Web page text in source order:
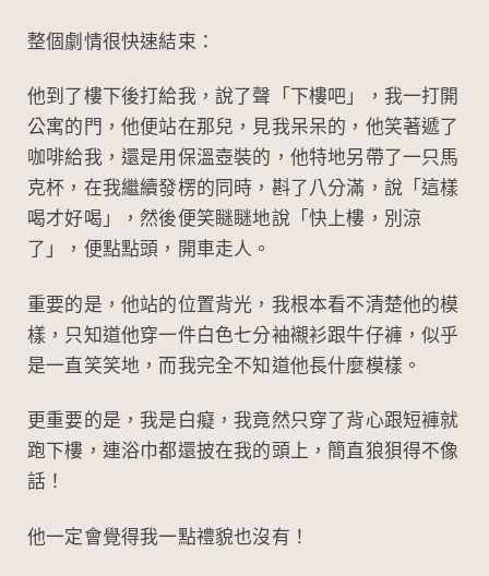
整個劇情很快速結束：
他到了樓下後打給我，說了聲「下樓吧」，我一打開
公寓的門，他便站在那兒，見我呆呆的，他笑著遞了
咖啡給我，還是用保溫壺裝的，他特地另帶了一只馬
克杯，在我繼續發楞的同時，斟了八分滿，說「這樣
喝才好喝」，然後便笑瞇瞇地說「快上樓，別涼
了」，便點點頭，開車走人。
重要的是，他站的位置背光，我根本看不清楚他的模
樣，只知道他穿一件白色七分袖襯衫跟牛仔褲，似乎
是一直笑笑地，而我完全不知道他長什麼模樣。
更重要的是，我是白癡，我竟然只穿了背心跟短褲就
跑下樓，連浴巾都還披在我的頭上，簡直狼狽得不像
話！
他一定會覺得我一點禮貌也沒有！